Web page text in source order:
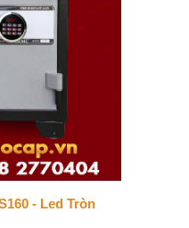
- Led Tròn